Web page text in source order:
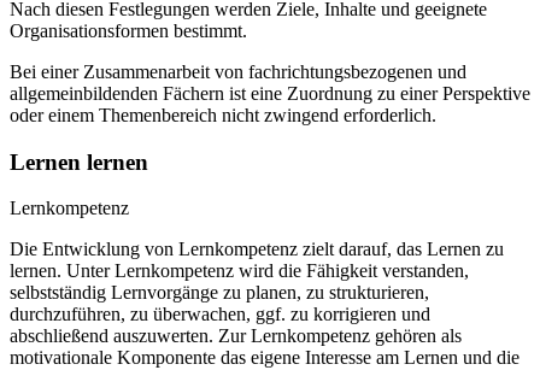
Nach diesen Festlegungen werden Ziele, Inhalte und geeignete
Organisationsformen bestimmt.
Bei einer Zusammenarbeit von fachrichtungsbezogenen und
allgemeinbildenden Fächern ist eine Zuordnung zu einer Perspektive
oder einem Themenbereich nicht zwingend erforderlich.
Lernen lernen
Lernkompetenz
Die Entwicklung von Lernkompetenz zielt darauf, das Lernen zu
lernen. Unter Lernkompetenz wird die Fähigkeit verstanden,
selbstständig Lernvorgänge zu planen, zu strukturieren,
durchzuführen, zu überwachen, ggf. zu korrigieren und
abschließend auszuwerten. Zur Lernkompetenz gehören als
motivationale Komponente das eigene Interesse am Lernen und die